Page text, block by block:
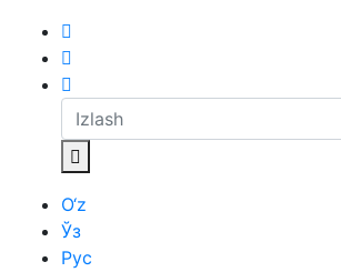
O‘z
Ўз
Рус